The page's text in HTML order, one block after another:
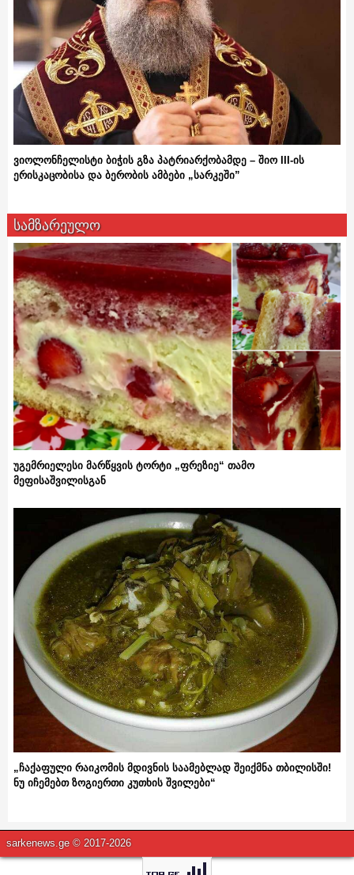
ვიოლონჩელისტი ბიჭის გზა პატრიარქობამდე – შიო III-ის
ერისკაცობისა და ბერობის ამბები „სარკეში”
სამზარეულო
უგემრიელესი მარწყვის ტორტი „ფრეზიე“ თამო
მეფისაშვილისგან
„ჩაქაფული რაიკომის მდივნის საამებლად შეიქმნა თბილისში!
ნუ იჩემებთ ზოგიერთი კუთხის შვილები“
sarkenews.ge © 2017-2026